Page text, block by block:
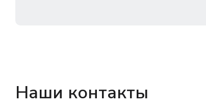
Наши контакты